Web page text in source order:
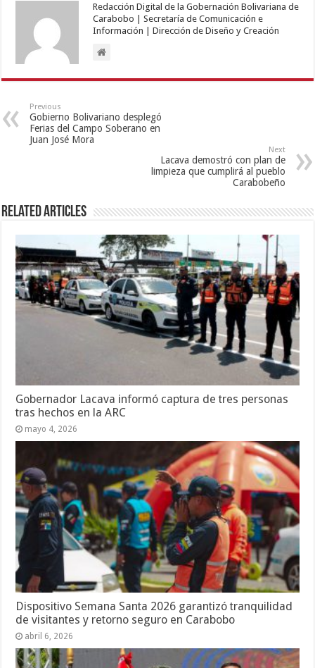
Redacción Digital de la Gobernación Bolivariana de
Carabobo | Secretaría de Comunicación e
Información | Dirección de Diseño y Creación
Previous
Gobierno Bolivariano desplegó
Ferias del Campo Soberano en
Juan José Mora
Next
Lacava demostró con plan de
limpieza que cumplirá al pueblo
Carabobeño
Related Articles
Gobernador Lacava informó captura de tres personas
tras hechos en la ARC
mayo 4, 2026
Dispositivo Semana Santa 2026 garantizó tranquilidad
de visitantes y retorno seguro en Carabobo
abril 6, 2026